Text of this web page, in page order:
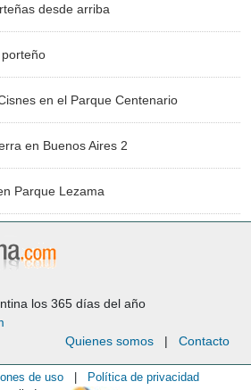
desde arriba
en el Parque Centenario
en Buenos Aires 2
Parque Lezama
los 365 días del año
Quienes somos | Contacto
de uso
Política de privacidad